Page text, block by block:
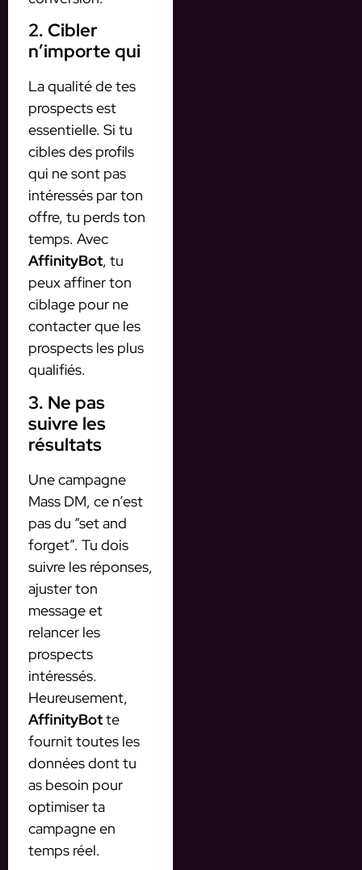
2. Cibler
n’importe qui
La qualité de tes
prospects est
essentielle. Si tu
cibles des profils
qui ne sont pas
intéressés par ton
offre, tu perds ton
temps. Avec
AffinityBot, tu
peux affiner ton
ciblage pour ne
contacter que les
prospects les plus
qualifiés.
3. Ne pas
suivre les
résultats
Une campagne
Mass DM, ce n’est
pas du “set and
forget”. Tu dois
suivre les réponses,
ajuster ton
message et
relancer les
prospects
intéressés.
Heureusement,
AffinityBotte
fournit toutes les
données dont tu
as besoin pour
optimiser ta
campagne en
temps réel.